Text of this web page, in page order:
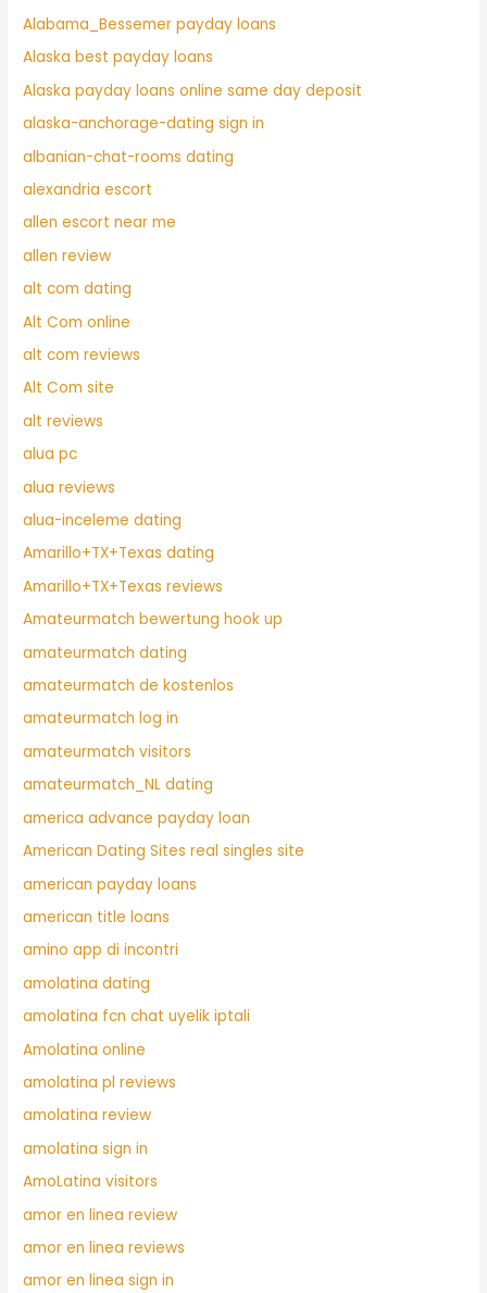
Alabama_Bessemer payday loans
Alaska best payday loans
Alaska payday loans online same day deposit
alaska-anchorage-dating sign in
albanian-chat-rooms dating
alexandria escort
allen escort near me
allen review
alt com dating
Alt Com online
alt com reviews
Alt Com site
alt reviews
alua pc
alua reviews
alua-inceleme dating
Amarillo+TX+Texas dating
Amarillo+TX+Texas reviews
Amateurmatch bewertung hook up
amateurmatch dating
amateurmatch de kostenlos
amateurmatch log in
amateurmatch visitors
amateurmatch_NL dating
america advance payday loan
American Dating Sites real singles site
american payday loans
american title loans
amino app di incontri
amolatina dating
amolatina fcn chat uyelik iptali
Amolatina online
amolatina pl reviews
amolatina review
amolatina sign in
AmoLatina visitors
amor en linea review
amor en linea reviews
amor en linea sign in